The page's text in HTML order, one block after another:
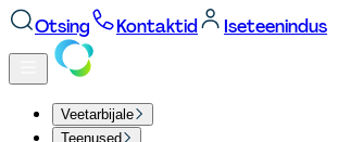
Otsing Kontaktid Iseteenindus
Veetarbijale
Teenused